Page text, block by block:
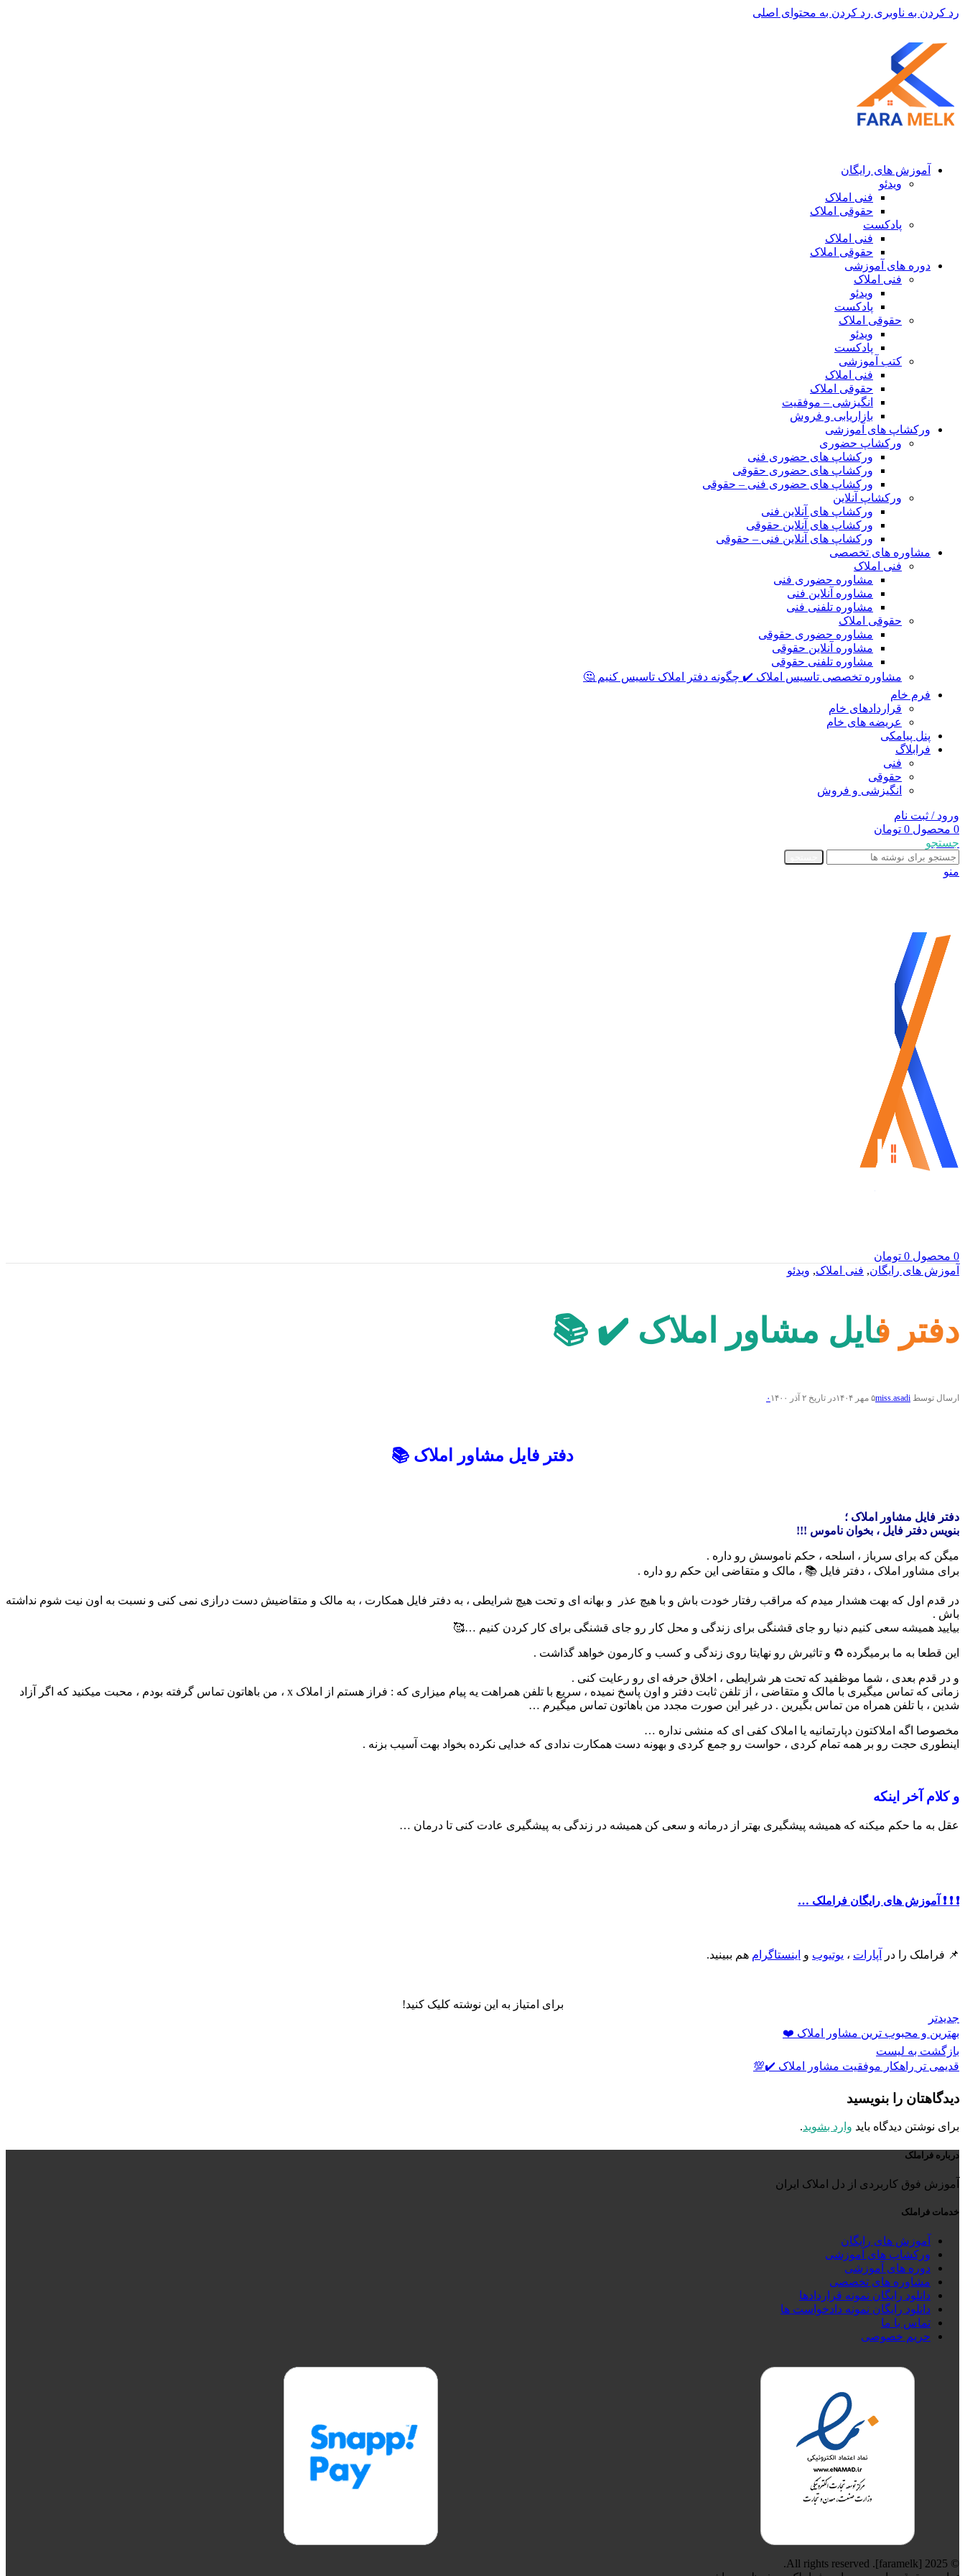
رد کردن به ناوبری رد کردن به محتوای اصلی
آموزش های رایگان
ویدئو
فنی املاک
حقوقی املاک
پادکست
فنی املاک
حقوقی املاک
دوره های آموزشی
فنی املاک
ویدئو
پادکست
حقوقی املاک
ویدئو
پادکست
کتب آموزشی
فنی املاک
حقوقی املاک
انگیزشی – موفقیت
بازاریابی و فروش
ورکشاپ های آموزشی
ورکشاپ حضوری
ورکشاپ های حضوری فنی
ورکشاپ های حضوری حقوقی
ورکشاپ های حضوری فنی – حقوقی
ورکشاپ آنلاین
ورکشاپ های آنلاین فنی
ورکشاپ های آنلاین حقوقی
ورکشاپ های آنلاین فنی – حقوقی
مشاوره های تخصصی
فنی املاک
مشاوره حضوری فنی
مشاوره آنلاین فنی
مشاوره تلفنی فنی
حقوقی املاک
مشاوره حضوری حقوقی
مشاوره آنلاین حقوقی
مشاوره تلفنی حقوقی
مشاوره تخصصی تاسیس املاک ✔️ چگونه دفتر املاک تاسیس کنیم 🤔
فرم خام
قراردادهای خام
عریضه های خام
پنل پیامکی
فرابلاگ
فنی
حقوقی
انگیزشی و فروش
ورود / ثبت نام
0 محصول 0 تومان
جستجو
منو
0 محصول 0 تومان
آموزش های رایگان, فنی املاک, ویدئو
دفتر فایل مشاور املاک ✔️ 📚
ارسال توسط miss.asadi۵ مهر ۱۴۰۴ در تاریخ ۲ آذر ۱۴۰۰ ۰
دفتر فایل مشاور املاک 📚
دفتر فایل مشاور املاک ؛
بنویس دفتر فایل ، بخوان ناموس !!!
میگن که برای سرباز ، اسلحه ، حکم ناموسش رو داره .
برای مشاور املاک ، دفتر فایل 📚 ، مالک و متقاضی این حکم رو داره .
در قدم اول که بهت هشدار میدم که مراقب رفتار خودت باش و با هیچ عذر و بهانه ای و تحت هیچ شرایطی ، به دفتر فایل همکارت ، به مالک و متقاضیش دست درازی نمی کنی و نسبت به اون نیت شوم نداشته
باش .
بیایید همیشه سعی کنیم دنیا رو جای قشنگی برای زندگی و محل کار رو جای قشنگی برای کار کردن کنیم …🥰
این قطعا به ما برمیگرده ♻️ و تاثیرش رو نهایتا روی زندگی و کسب و کارمون خواهد گذاشت .
و در قدم بعدی ، شما موظفید که تحت هر شرایطی ، اخلاق حرفه ای رو رعایت کنی .
زمانی که تماس میگیری با مالک و متقاضی ، از تلفن ثابت دفتر و اون پاسخ نمیده ، سریع با تلفن همراهت یه پیام میزاری که : فراز هستم از املاک x ، من باهاتون تماس گرفته بودم ، محبت میکنید که اگر آزاد
شدین ، با تلفن همراه من تماس بگیرین . در غیر این صورت مجدد من باهاتون تماس میگیرم …
مخصوصا اگه املاکتون دپارتمانیه یا املاک کفی ای که منشی نداره …
اینطوری حجت رو بر همه تمام کردی ، حواست رو جمع کردی و بهونه دست همکارت ندادی که خدایی نکرده بخواد بهت آسیب بزنه .
و کلام آخر اینکه
عقل به ما حکم میکنه که همیشه پیشگیری بهتر از درمانه و سعی کن همیشه در زندگی به پیشگیری عادت کنی تا درمان …
❗️ ❗️ ❗️ آموزش های رایگان فراملک …
📌 فراملک را در آپارات ، یوتیوب و اینستاگرام هم ببینید.
برای امتیاز به این نوشته کلیک کنید!
جدیدتر
بهترین و محبوب ترین مشاور املاک ❤️
بازگشت به لیست
قدیمی تر راهکار موفقیت مشاور املاک ✔️💯
دیدگاهتان را بنویسید
برای نوشتن دیدگاه باید وارد بشوید.
درباره فراملک
آموزش فوق کاربردی از دل املاک ایران
خدمات فراملک
آموزش های رایگان
ورکشاپ های آموزشی
دوره های آموزشی
مشاوره های تخصصی
دانلود رایگان نمونه قراردادها
دانلود رایگان نمونه دادخواست ها
تماس با ما
حریم خصوصی
© 2025 [faramelk]. All rights reserved.